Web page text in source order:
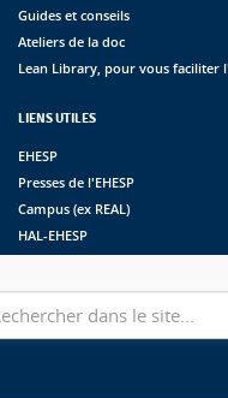
Guides et conseils
Ateliers de la doc
Lean Library, pour vous faciliter
LIENS UTILES
EHESP
Presses de l'EHESP
Campus (ex REAL)
HAL-EHESP
Suivez les